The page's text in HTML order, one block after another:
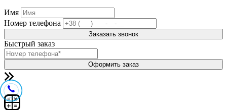
Имя
Номер телефона
Заказать звонок
Быстрый заказ
Оформить заказ